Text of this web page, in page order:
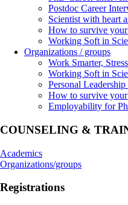
Postdoc Career
Scientist with heart
How to survive
Working Soft in
Organizations / groups
Work Smarter,
Working Soft in
Personal
How to survive
Employability for
COUNSELING &
Academics
Organizations/groups
Registrations